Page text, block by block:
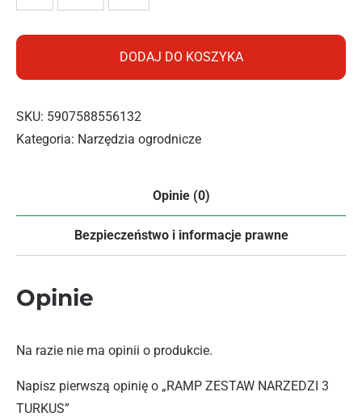
DODAJ DO KOSZYKA
SKU: 5907588556132
Kategoria: Narzędzia ogrodnicze
Opinie (0)
Bezpieczeństwo i informacje prawne
Opinie
Na razie nie ma opinii o produkcie.
Napisz pierwszą opinię o „RAMP ZESTAW NARZEDZI 3
TURKUS”